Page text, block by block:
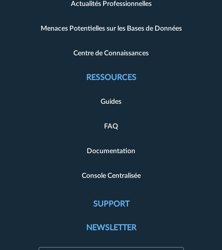
Actualités Professionnelles
Menaces Potentielles sur les Bases de Données
Centre de Connaissances
RESSOURCES
Guides
FAQ
Documentation
Console Centralisée
SUPPORT
NEWSLETTER